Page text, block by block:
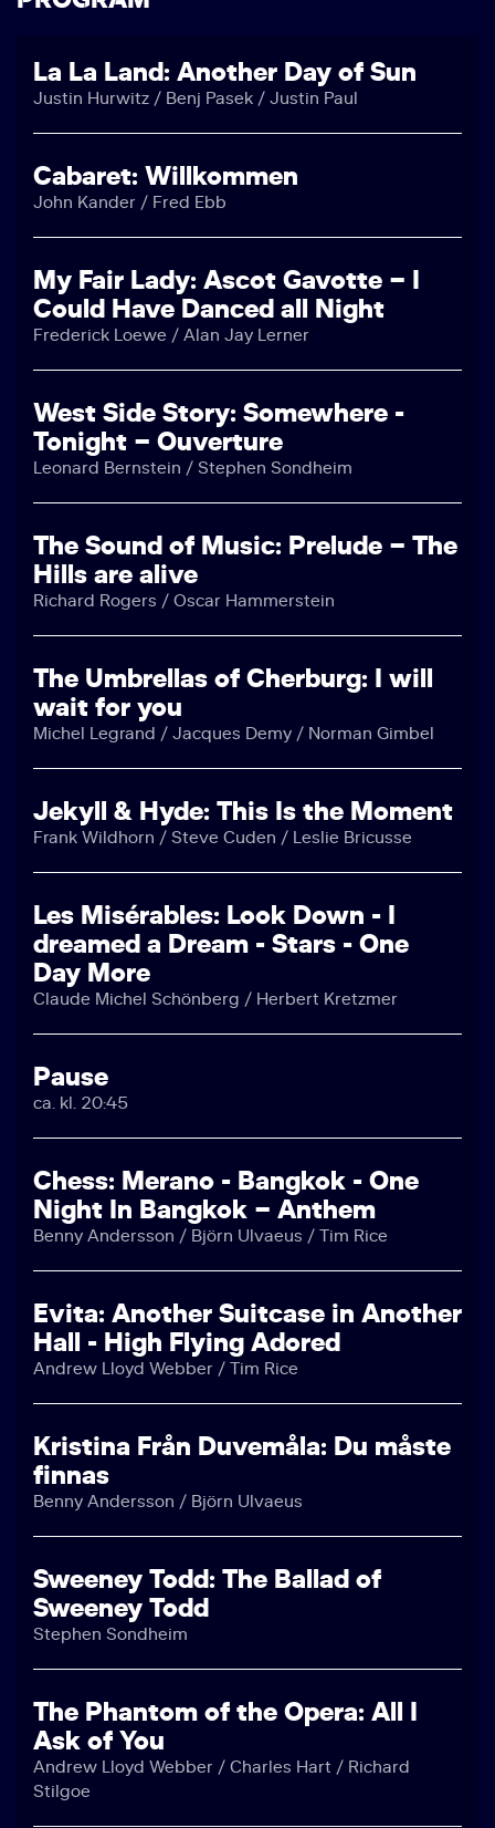
La La Land: Another Day of Sun
Justin Hurwitz / Benj Pasek / Justin Paul
Cabaret: Willkommen
John Kander / Fred Ebb
My Fair Lady: Ascot Gavotte – I
Could Have Danced all Night
Frederick Loewe / Alan Jay Lerner
West Side Story: Somewhere -
Tonight – Ouverture
Leonard Bernstein / Stephen Sondheim
The Sound of Music: Prelude – The
Hills are alive
Richard Rogers / Oscar Hammerstein
The Umbrellas of Cherburg: I will
wait for you
Michel Legrand / Jacques Demy / Norman Gimbel
Jekyll & Hyde: This Is the Moment
Frank Wildhorn / Steve Cuden / Leslie Bricusse
Les Misérables: Look Down - I
dreamed a Dream - Stars - One
Day More
Claude Michel Schönberg / Herbert Kretzmer
Pause
ca. kl. 20:45
Chess: Merano - Bangkok - One
Night In Bangkok – Anthem
Benny Andersson / Björn Ulvaeus / Tim Rice
Evita: Another Suitcase in Another
Hall - High Flying Adored
Andrew Lloyd Webber / Tim Rice
Kristina Från Duvemåla: Du måste
finnas
Benny Andersson / Björn Ulvaeus
Sweeney Todd: The Ballad of
Sweeney Todd
Stephen Sondheim
The Phantom of the Opera: All I
Ask of You
Andrew Lloyd Webber / Charles Hart / Richard
Stilgoe